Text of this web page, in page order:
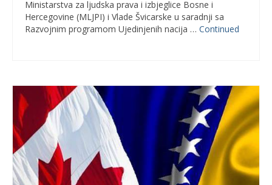
Ministarstva za ljudska prava i izbjeglice Bosne i
Hercegovine (MLJPI) i Vlade Švicarske u saradnji sa
Razvojnim programom Ujedinjenih nacija … Continued